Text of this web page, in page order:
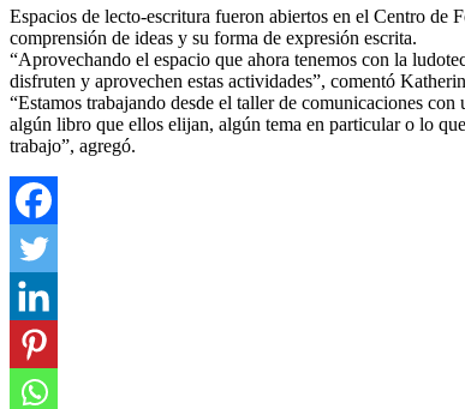
Espacios de lecto-escritura fueron abiertos en el Centro
comprensión de ideas y su forma de expresión escrita.
“Aprovechando el espacio que ahora tenemos con la
disfruten y aprovechen estas actividades”, comentó
“Estamos trabajando desde el taller de comunicaciones
algún libro que ellos elijan, algún tema en particular o lo
trabajo”, agregó.